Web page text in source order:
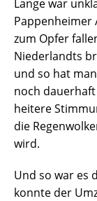
Lange war
Pappenheimer
zum Opfer
Niederlandts
und so hat
noch
heitere
die
wird.
Und so war es
konnte der